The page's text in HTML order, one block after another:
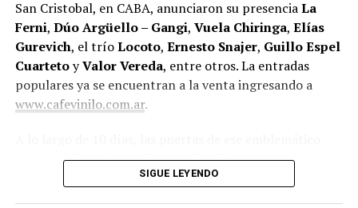
San Cristobal, en CABA, anunciaron su presenciaLa
Ferni, Dúo Argüello – Gangi, Vuela Chiringa, Elías
Gurevich, el tríoLocoto, Ernesto Snajer, Guillo Espel
CuartetoyValor Vereda, entre otros. La entradas
populares ya se encuentran a la venta ingresando a
www.cafevinilo.com.ar.
espacio cultural porteño estarán abiertas para celebrar
un año más de vida, haciendo partícipe a la comunidad
SIGUE LEYENDO